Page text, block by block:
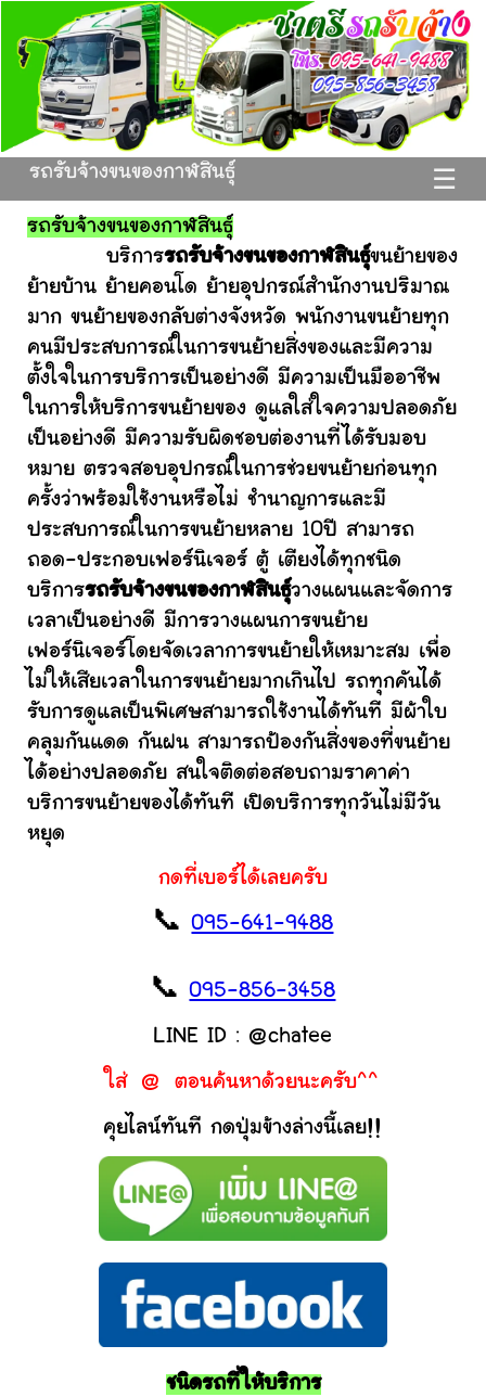
☰
รถรับจ้างขนของกาฬสินธุ์
รถรับจ้างขนของกาฬสินธุ์
บริการรถรับจ้างขนของกาฬสินธุ์ขนย้ายของ
ย้ายบ้าน ย้ายคอนโด ย้ายอุปกรณ์สำนักงานปริมาณ
มาก ขนย้ายของกลับต่างจังหวัด พนักงานขนย้ายทุก
คนมีประสบการณ์ในการขนย้ายสิ่งของและมีความ
ตั้งใจในการบริการเป็นอย่างดี มีความเป็นมืออาชีพ
ในการให้บริการขนย้ายของ ดูแลใส่ใจความปลอดภัย
เป็นอย่างดี มีความรับผิดชอบต่องานที่ได้รับมอบ
หมาย ตรวจสอบอุปกรณ์ในการช่วยขนย้ายก่อนทุก
ครั้งว่าพร้อมใช้งานหรือไม่ ชำนาญการและมี
ประสบการณ์ในการขนย้ายหลาย 10ปี สามารถ
ถอด-ประกอบเฟอร์นิเจอร์ ตู้ เตียงได้ทุกชนิด
บริการรถรับจ้างขนของกาฬสินธุ์วางแผนและจัดการ
เวลาเป็นอย่างดี มีการวางแผนการขนย้าย
เฟอร์นิเจอร์โดยจัดเวลาการขนย้ายให้เหมาะสม เพื่อ
ไม่ให้เสียเวลาในการขนย้ายมากเกินไป รถทุกคันได้
รับการดูแลเป็นพิเศษสามารถใช้งานได้ทันที มีผ้าใบ
คลุมกันแดด กันฝน สามารถป้องกันสิ่งของที่ขนย้าย
ได้อย่างปลอดภัย สนใจติดต่อสอบถามราคาค่า
บริการขนย้ายของได้ทันที เปิดบริการทุกวันไม่มีวัน
หยุด
กดที่เบอร์ได้เลยครับ
📞095-641-9488
📞095-856-3458
LINE ID : @chatee
ใส่ @ ตอนค้นหาด้วยนะครับ^^
คุยไลน์ทันที กดปุ่มข้างล่างนี้เลย!!
ชนิดรถที่ให้บริการ